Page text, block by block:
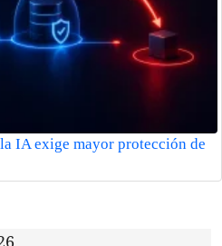
IA exige mayor protección de